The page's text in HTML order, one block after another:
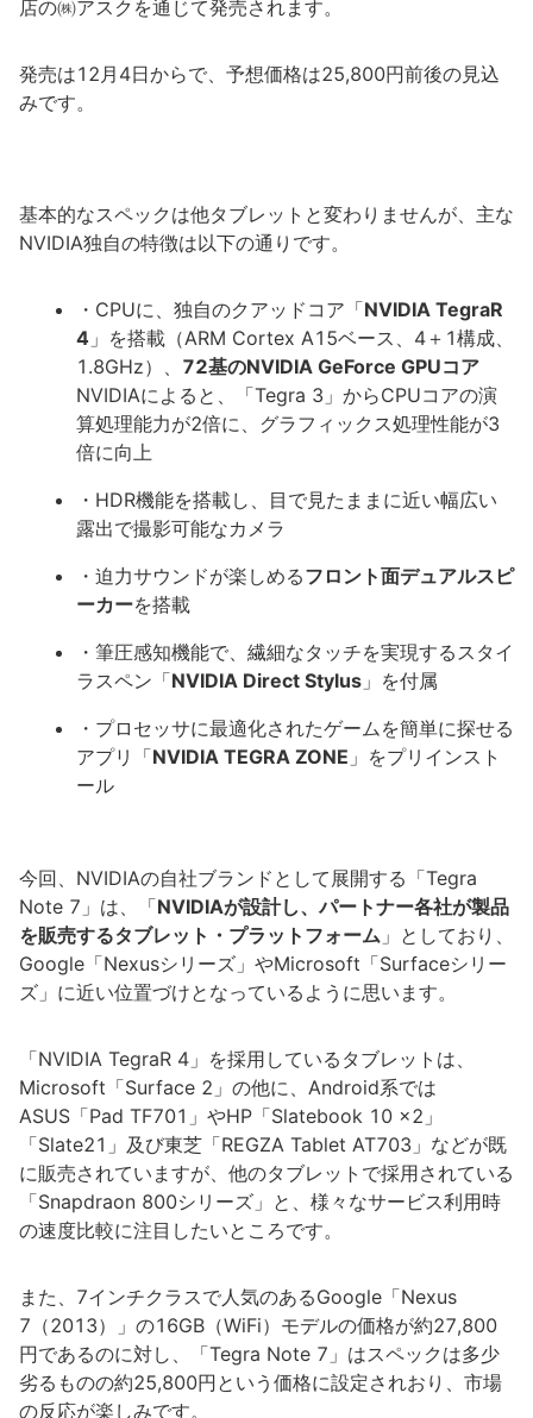
店の㈱アスクを通じて発売されます。
発売は12月4日からで、予想価格は25,800円前後の見込
みです。
基本的なスペックは他タブレットと変わりませんが、主な
NVIDIA独自の特徴は以下の通りです。
・CPUに、独自のクアッドコア「NVIDIA TegraR
4 」を搭載（ARM Cortex A15ベース、4＋1構成、
1.8GHz）、 72基のNVIDIA GeForce GPUコア
NVIDIAによると、「Tegra 3」からCPUコアの演
算処理能力が2倍に、グラフィックス処理性能が3
倍に向上
・HDR機能を搭載し、目で見たままに近い幅広い
露出で撮影可能なカメラ
・迫力サウンドが楽しめるフロント面デュアルスピ
ーカーを搭載
・筆圧感知機能で、繊細なタッチを実現するスタイ
ラスペン「NVIDIA Direct Stylus 」を付属
・プロセッサに最適化されたゲームを簡単に探せる
アプリ「NVIDIA TEGRA ZONE 」をプリインスト
ール
今回、NVIDIAの自社ブランドとして展開する「Tegra
Note 7」は、「NVIDIAが設計し、パートナー各社が製品
を販売するタブレット・プラットフォーム 」としており、
Google「Nexusシリーズ」やMicrosoft「Surfaceシリー
ズ」に近い位置づけとなっているように思います。
「NVIDIA TegraR 4」を採用しているタブレットは、
Microsoft「Surface 2」の他に、Android系では
ASUS「Pad TF701」やHP「Slatebook 10 x2」
「Slate21」及び東芝「REGZA Tablet AT703」などが既
に販売されていますが、他のタブレットで採用されている
「Snapdraon 800シリーズ」と、様々なサービス利用時
の速度比較に注目したいところです。
また、7インチクラスで人気のあるGoogle「Nexus
7（2013）」の16GB（WiFi）モデルの価格が約27,800
円であるのに対し、「Tegra Note 7」はスペックは多少
劣るものの約25,800円という価格に設定されおり、市場
の反応が楽しみです。